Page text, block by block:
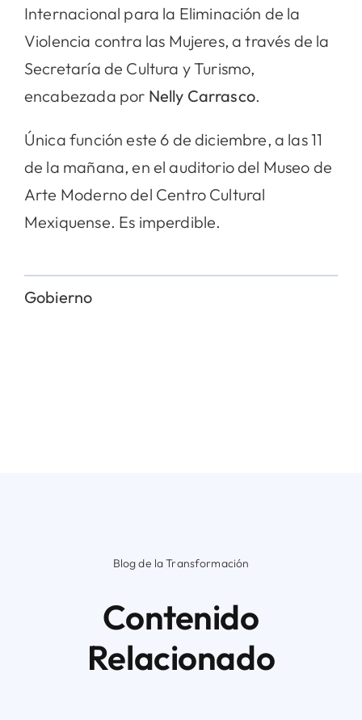
Internacional para la Eliminación de la
Violencia contra las Mujeres, a través de la
Secretaría de Cultura y Turismo,
encabezada por Nelly Carrasco.
Única función este 6 de diciembre, a las 11
de la mañana, en el auditorio del Museo de
Arte Moderno del Centro Cultural
Mexiquense. Es imperdible.
Gobierno
Blog de la Transformación
Contenido
Relacionado